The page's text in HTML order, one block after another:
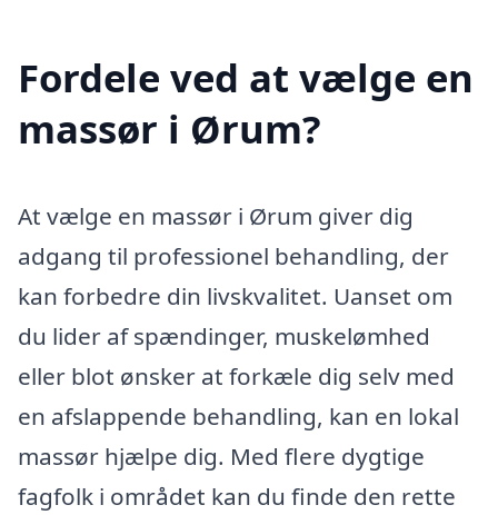
Fordele ved at vælge en
massør i Ørum?
At vælge en massør i Ørum giver dig
adgang til professionel behandling, der
kan forbedre din livskvalitet. Uanset om
du lider af spændinger, muskelømhed
eller blot ønsker at forkæle dig selv med
en afslappende behandling, kan en lokal
massør hjælpe dig. Med flere dygtige
fagfolk i området kan du finde den rette